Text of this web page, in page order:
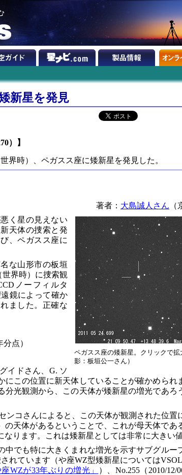
新星を発見
）】
界時）、ペガスス座に矮新星を発見した。
著者： 大島誠人さん （
ペガスス座の矮新星。クリックで拡
影：板垣公一さん）
く星の見えない
天体の捜索と発
、ペガスス座に
な山形市の板垣
世界時）に捜索観
ノーフィルタ
鏡によって確か
ました。正確な
点）
イドさん、G. ソ
この位置に新天体していることが確かめられ
分光観測から、この天体が矮新星の増光であろ
ンコさんによると、この天体が観測された位置
の天体があるということで、これが母天体であ
ります。これは矮新星としては非常に大きい値
中でも特に大きくまれな増光を示すサブグルー
れています（や座WZ型矮新星については
座WZが33年ぶりの増光」
）、No.255（2010/12/